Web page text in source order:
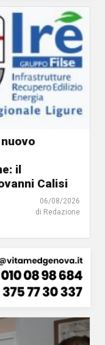
il
Calisi
06/08/2026
di Redazione